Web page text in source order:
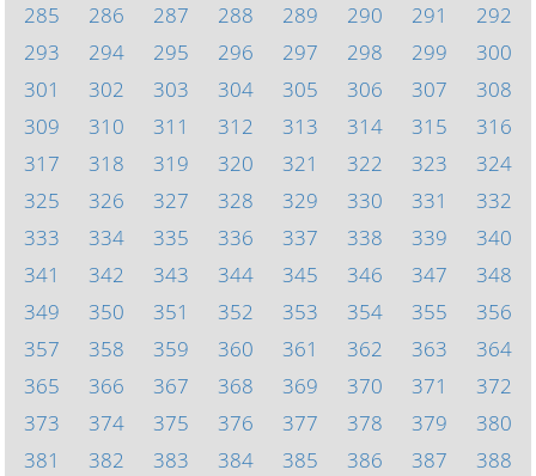
285
286 287 288 289 290 291
292
293
294 295 296 297 298 299
300
301
302 303 304 305 306 307
308
309
310 311 312 313 314 315
316
317
318 319 320 321 322 323
324
325
326 327 328 329 330 331
332
333
334 335 336 337 338 339
340
341
342 343 344 345 346 347
348
349
350 351 352 353 354 355
356
357
358 359 360 361 362 363
364
365
366 367 368 369 370 371
372
373
374 375 376 377 378 379
380
381
382 383 384 385 386 387 388